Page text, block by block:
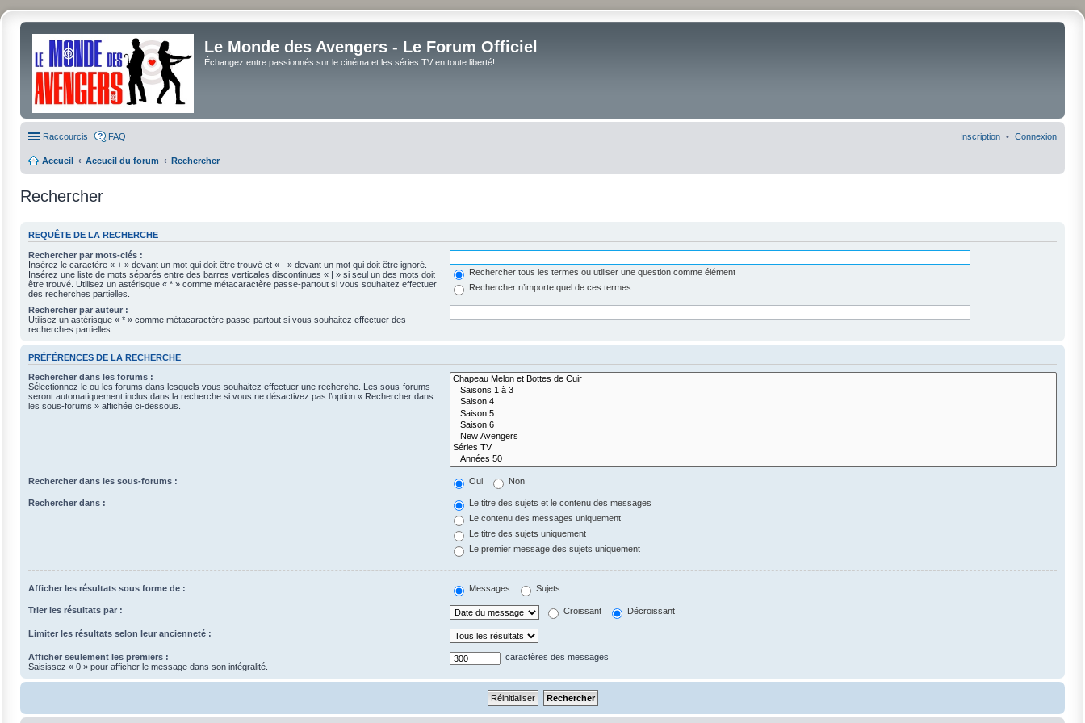
Le Monde des Avengers - Le Forum Officiel
Échangez entre passionnés sur le cinéma et les séries TV en toute liberté!
Raccourcis FAQ Connexion
Inscription
Accueil Accueil du forum Rechercher
Rechercher
REQUÊTE DE LA RECHERCHE
Rechercher par mots-clés :
Insérez le caractère « + » devant un mot qui doit être trouvé et « - » devant un mot qui doit être ignoré.
Insérez une liste de mots séparés entre des barres verticales discontinues « | » si seul un des mots doit
être trouvé. Utilisez un astérisque « * » comme métacaractère passe-partout si vous souhaitez effectuer
des recherches partielles.
Rechercher tous les termes ou utiliser une question comme élément
Rechercher n’importe quel de ces termes
Rechercher par auteur :
Utilisez un astérisque « * » comme métacaractère passe-partout si vous souhaitez effectuer des
recherches partielles.
PRÉFÉRENCES DE LA RECHERCHE
Rechercher dans les forums :
Sélectionnez le ou les forums dans lesquels vous souhaitez effectuer une recherche. Les sous-forums
seront automatiquement inclus dans la recherche si vous ne désactivez pas l’option « Rechercher dans
les sous-forums » affichée ci-dessous.
Rechercher dans les sous-forums : Oui Non
Rechercher dans :
Le titre des sujets et le contenu des messages
Le contenu des messages uniquement
Le titre des sujets uniquement
Le premier message des sujets uniquement
Afficher les résultats sous forme de : Messages Sujets
Trier les résultats par : Croissant Décroissant
Limiter les résultats selon leur ancienneté :
Afficher seulement les premiers :
Saisissez « 0 » pour afficher le message dans son intégralité.
caractères des messages